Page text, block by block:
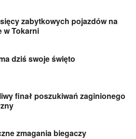
zabytkowych pojazdów na
w Tokarni
dziś swoje święto
finał poszukiwań zaginionego
zmagania biegaczy